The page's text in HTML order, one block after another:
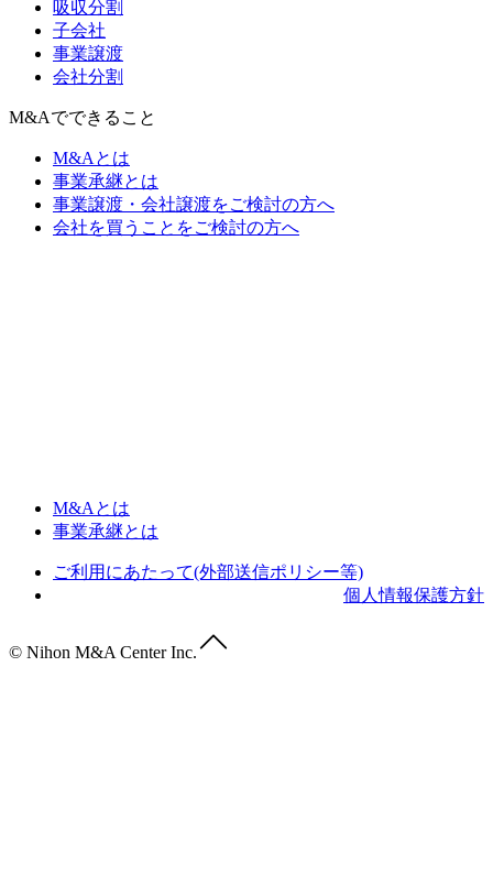
吸収分割
子会社
事業譲渡
会社分割
M&Aでできること
M&Aとは
事業承継とは
事業譲渡・会社譲渡をご検討の方へ
会社を買うことをご検討の方へ
M&Aとは
事業承継とは
ご利用にあたって(外部送信ポリシー等)
個人情報保護方針
© Nihon M&A Center Inc.